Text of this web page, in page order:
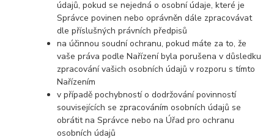
údajů, pokud se nejedná o osobní údaje, které je
Správce povinen nebo oprávněn dále zpracovávat
dle příslušných právních předpisů
na účinnou soudní ochranu, pokud máte za to, že
vaše práva podle Nařízení byla porušena v důsledku
zpracování vašich osobních údajů v rozporu s tímto
Nařízením
v případě pochybností o dodržování povinností
souvisejících se zpracováním osobních údajů se
obrátit na Správce nebo na Úřad pro ochranu
osobních údajů